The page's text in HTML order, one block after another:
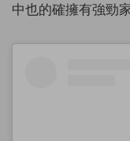
中也的確擁有強勁